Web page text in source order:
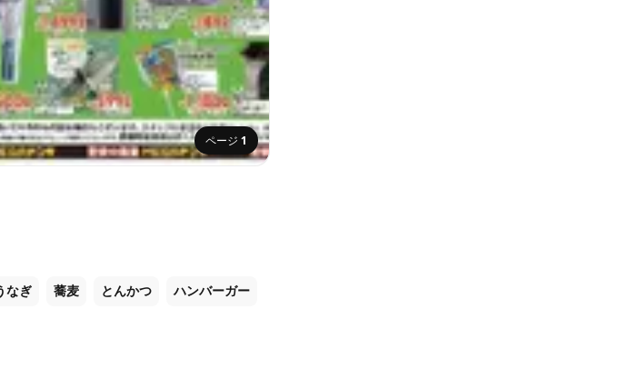
ページ 1
なぎ 蕎麦 とんかつ ハンバーガー